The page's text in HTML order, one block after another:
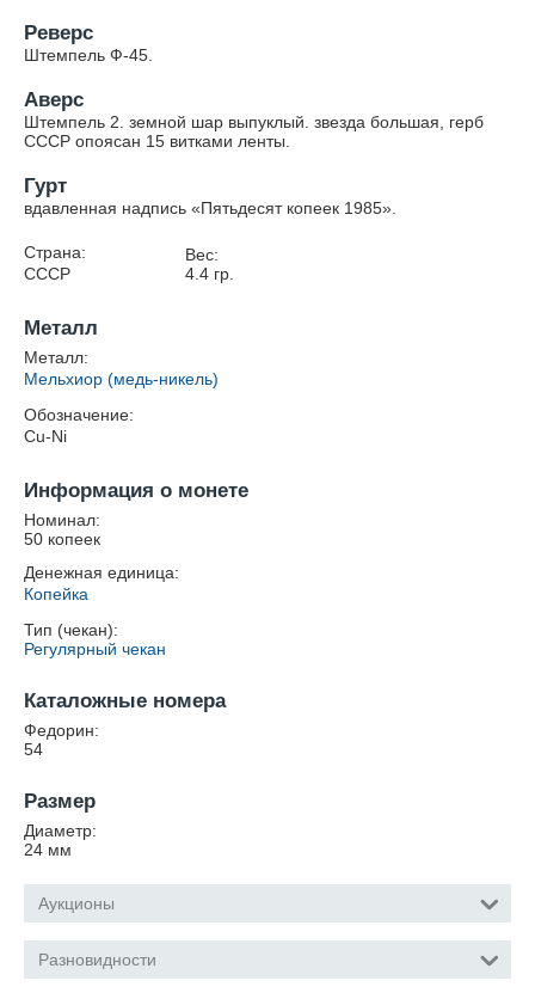
Реверс
Штемпель Ф-45.
Аверс
Штемпель 2. земной шар выпуклый. звезда большая, герб
СССР опоясан 15 витками ленты.
Гурт
вдавленная надпись «Пятьдесят копеек 1985».
Страна:
СССР
Вес:
4.4гр.
Металл
Металл:
Мельхиор (медь-никель)
Обозначение:
Cu-Ni
Информация о монете
Номинал:
50 копеек
Денежная единица:
Копейка
Тип (чекан):
Регулярный чекан
Каталожные номера
Федорин:
54
Размер
Диаметр:
24 мм
Аукционы
Разновидности